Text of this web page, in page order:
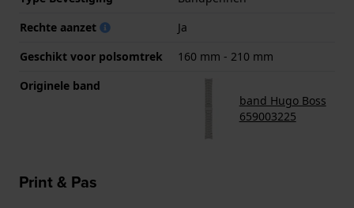
Rechte aanzet
Ja
Geschikt voor polsomtrek
160 mm - 210 mm
Originele band
band Hugo Boss
659003225
Print & Pas